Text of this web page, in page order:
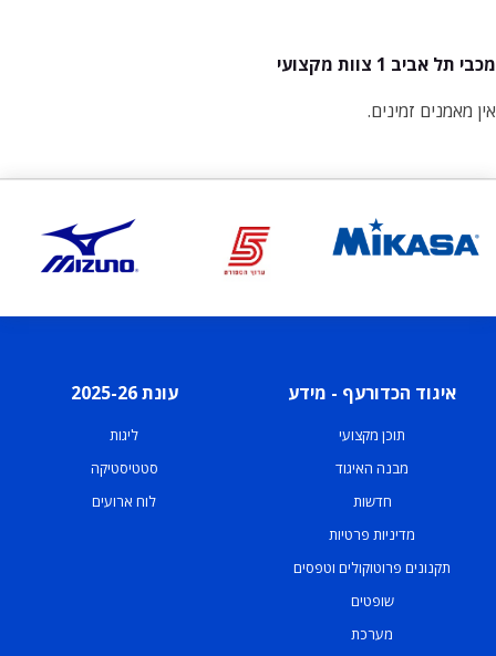
מכבי תל אביב 1 צוות מקצועי
אין מאמנים זמינים.
איגוד הכדורעף - מידע
תוכן מקצועי
מבנה האיגוד
חדשות
מדיניות פרטיות
תקנונים פרוטוקולים וטפסים
שופטים
מערכת
עונת 2025-26
ליגות
סטטיסטיקה
לוח ארועים